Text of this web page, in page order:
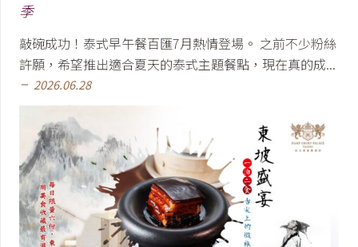
季
敲碗成功！泰式早午餐百匯7月熱情登場。 之前不少粉絲
許願，希望推出適合夏天的泰式主題餐點，現在真的成...
remove 2026.06.28